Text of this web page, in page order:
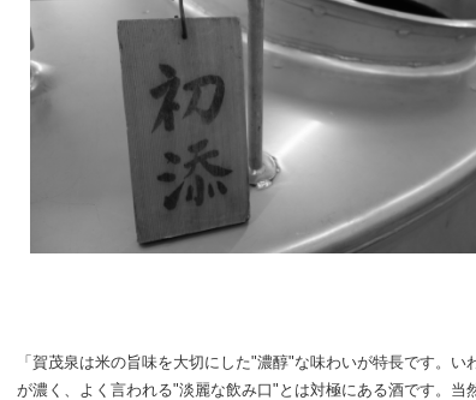
「賀茂泉は米の旨味を大切にした"濃醇"な味わいが特長です。い
が濃く、よく言われる"淡麗な飲み口"とは対極にある酒です。当